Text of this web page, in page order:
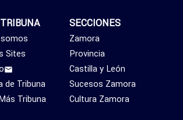
SECCIONES
Zamora
Provincia
Castilla y León
Sucesos Zamora
Cultura Zamora
Sites
de Tribuna
Tribuna